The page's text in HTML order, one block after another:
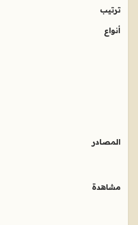
ترتيب
أنواع
المصادر
مشاهدة